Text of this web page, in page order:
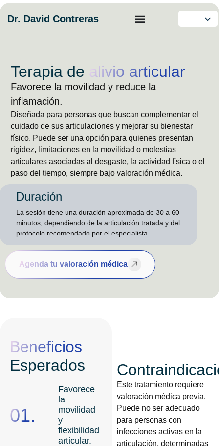
Dr. David Contreras
Terapia de alivio articular
Favorece la movilidad y reduce la
inflamación.
Diseñada para personas que buscan complementar el
cuidado de sus articulaciones y mejorar su bienestar
físico. Puede ser una opción para quienes presentan
rigidez, limitaciones en la movilidad o molestias
articulares asociadas al desgaste, la actividad física o el
paso del tiempo, siempre bajo valoración médica.
Duración
La sesión tiene una duración aproximada de 30 a 60
minutos, dependiendo de la articulación tratada y del
protocolo recomendado por el especialista.
Agenda tu valoración médica
Beneficios
Esperados
01.
Favorece
la
movilidad
y
flexibilidad
articular.
Este tratamiento requiere
valoración médica previa.
Puede no ser adecuado
para personas con
infecciones activas en la
articulación, determinadas